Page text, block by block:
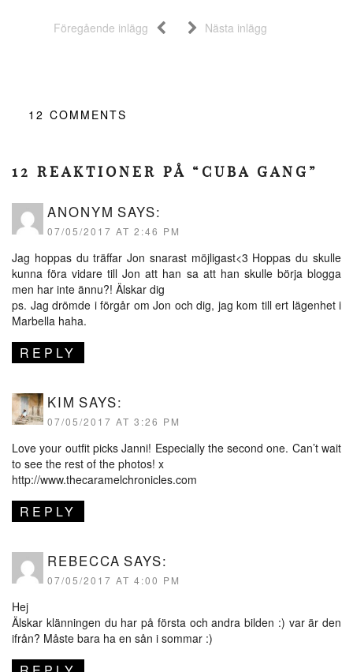
Föregående inlägg Nästa inlägg
12 COMMENTS
12 REAKTIONER PÅ “CUBA GANG”
ANONYM SAYS:
07/05/2017 AT 2:46 PM
Jag hoppas du träffar Jon snarast möjligast<3 Hoppas du skulle
kunna föra vidare till Jon att han sa att han skulle börja blogga
men har inte ännu?! Älskar dig
ps. Jag drömde i förgår om Jon och dig, jag kom till ert lägenhet i
Marbella haha.
REPLY
KIM SAYS:
07/05/2017 AT 3:26 PM
Love your outfit picks Janni! Especially the second one. Can’t wait
to see the rest of the photos! x
http://www.thecaramelchronicles.com
REPLY
REBECCA SAYS:
07/05/2017 AT 4:00 PM
Hej
Älskar klänningen du har på första och andra bilden :) var är den
ifrån? Måste bara ha en sån i sommar :)